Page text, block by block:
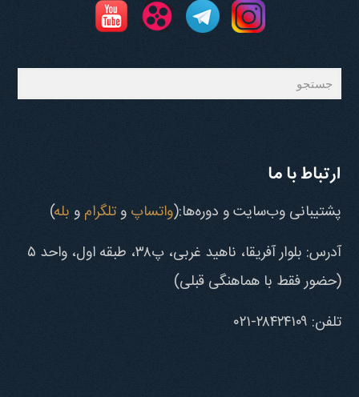
جستجو
ارتباط با ما
پشتیبانی وب‌سایت و دوره‌ها:(واتساپ و تلگرام و بله)
آدرس: بلوار آفریقا، ناهید غربی، پ۳۸، طبقه اول، واحد ۵
(حضور فقط با هماهنگی قبلی)
تلفن: ۲۸۴۲۴۱۰۹-۰۲۱